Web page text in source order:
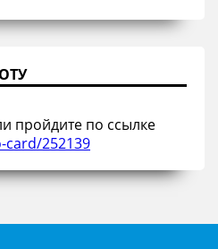
пройдите по ссылке
252139